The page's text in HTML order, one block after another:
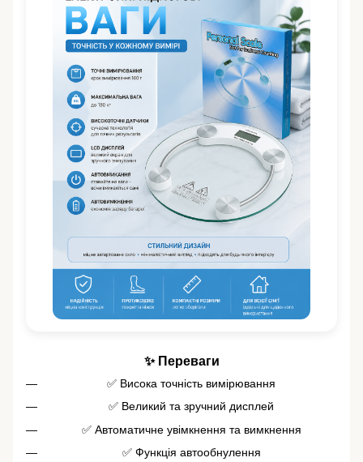
✨ Переваги
✅ Висока точність вимірювання
✅ Великий та зручний дисплей
✅ Автоматичне увімкнення та вимкнення
✅ Функція автообнулення